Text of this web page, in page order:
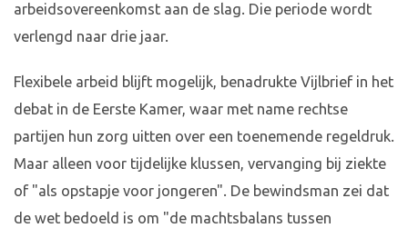
arbeidsovereenkomst aan de slag. Die periode wordt
verlengd naar drie jaar.
Flexibele arbeid blijft mogelijk, benadrukte Vijlbrief in het
debat in de Eerste Kamer, waar met name rechtse
partijen hun zorg uitten over een toenemende regeldruk.
Maar alleen voor tijdelijke klussen, vervanging bij ziekte
of "als opstapje voor jongeren". De bewindsman zei dat
de wet bedoeld is om "de machtsbalans tussen